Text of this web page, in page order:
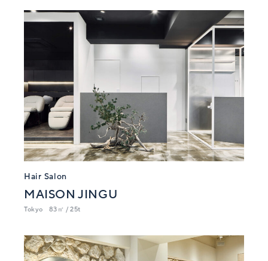
Hair Salon
MAISON JINGU
Tokyo 83㎡ / 25t